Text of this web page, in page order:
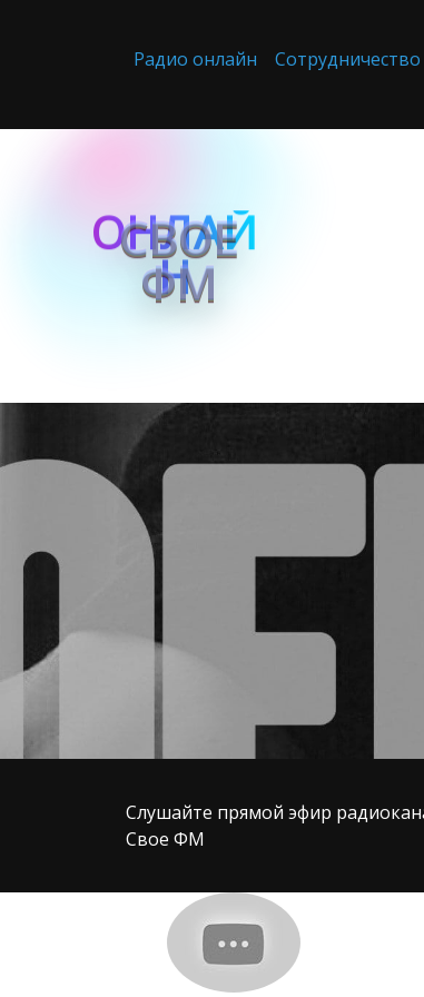
Радио онлайн Сотрудничество
ОНЛАЙ
Н
Слушайте прямой эфир
Свое ФМ